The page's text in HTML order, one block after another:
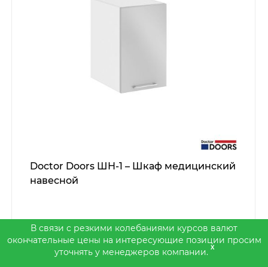
Doctor Doors ШН-1 – Шкаф медицинский
навесной
В связи с резкими колебаниями курсов валют
окончательные цены на интересующие позиции просим
уточнять у менеджеров компании.
x